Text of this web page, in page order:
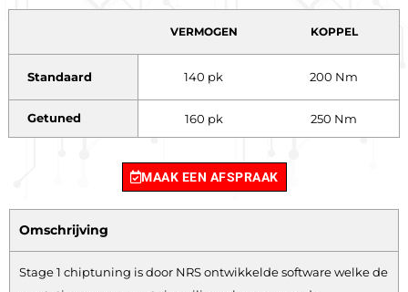
VERMOGEN KOPPEL
Standaard 140 pk 200 Nm
Getuned 160 pk 250 Nm
MAAK EEN AFSPRAAK
Omschrijving
Stage 1 chiptuning is door NRS ontwikkelde software welke de